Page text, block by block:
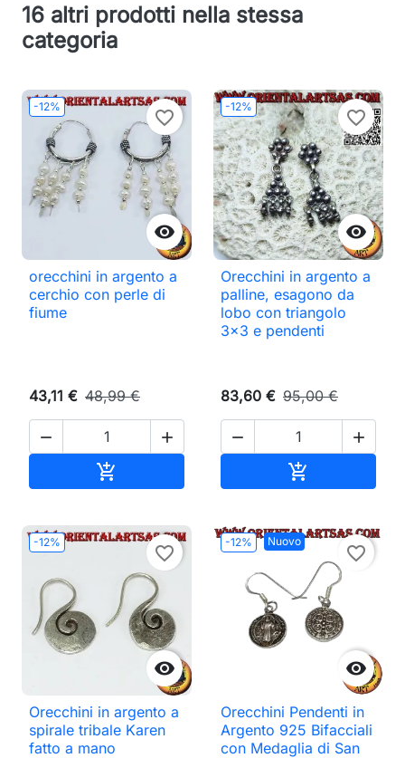
16 altri prodotti nella stessa
categoria
-12%

favorite_border
orecchini in argento a
cerchio con perle di
fiume
43,11 € 48,99 €
 

-12%

favorite_border
Orecchini in argento a
palline, esagono da
lobo con triangolo
3x3 e pendenti
83,60 € 95,00 €
 

-12%

favorite_border
Orecchini in argento a
spirale tribale Karen
fatto a mano
-12% Nuovo

favorite_border
Orecchini Pendenti in
Argento 925 Bifacciali
con Medaglia di San